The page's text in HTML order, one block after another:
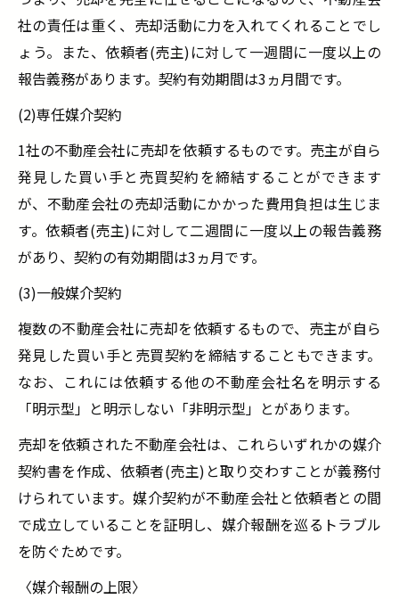
社の責任は重く、売却活動に力を入れてくれることでし
ょう。また、依頼者(売主)に対して一週間に一度以上の
報告義務があります。契約有効期間は3ヵ月間です。
(2)専任媒介契約
1社の不動産会社に売却を依頼するものです。売主が自ら
発見した買い手と売買契約を締結することができます
が、不動産会社の売却活動にかかった費用負担は生じま
す。依頼者(売主)に対して二週間に一度以上の報告義務
があり、契約の有効期間は3ヵ月です。
(3)一般媒介契約
複数の不動産会社に売却を依頼するもので、売主が自ら
発見した買い手と売買契約を締結することもできます。
なお、これには依頼する他の不動産会社名を明示する
「明示型」と明示しない「非明示型」とがあります。
売却を依頼された不動産会社は、これらいずれかの媒介
契約書を作成、依頼者(売主)と取り交わすことが義務付
けられています。媒介契約が不動産会社と依頼者との間
で成立していることを証明し、媒介報酬を巡るトラブル
を防ぐためです。
〈媒介報酬の上限〉